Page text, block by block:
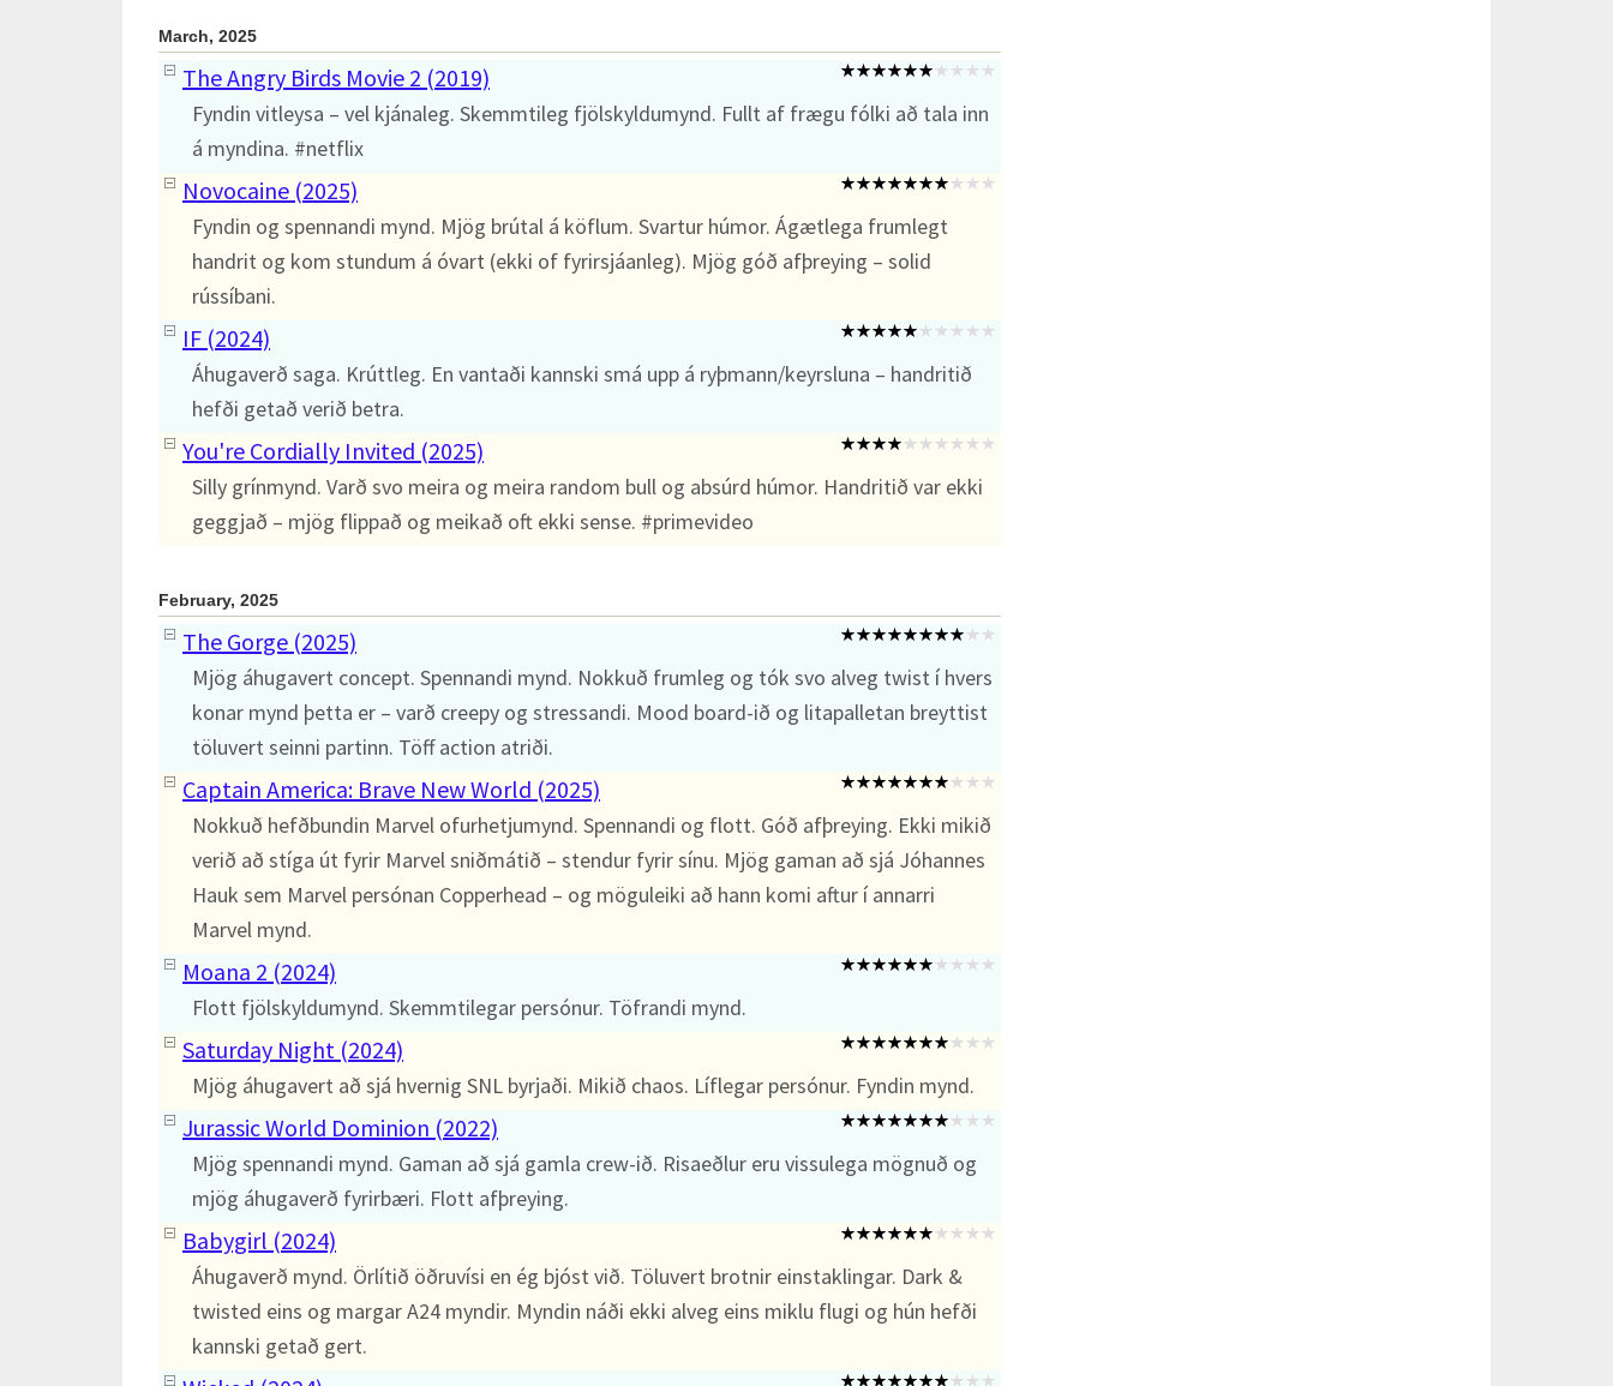
March, 2025
The Angry Birds Movie 2 (2019)
Fyndin vitleysa – vel kjánaleg. Skemmtileg fjölskyldumynd. Fullt af frægu fólki að tala inn
á myndina. #netflix
Novocaine (2025)
Fyndin og spennandi mynd. Mjög brútal á köflum. Svartur húmor. Ágætlega frumlegt
handrit og kom stundum á óvart (ekki of fyrirsjáanleg). Mjög góð afþreying – solid
rússíbani.
IF (2024)
Áhugaverð saga. Krúttleg. En vantaði kannski smá upp á ryþmann/keyrsluna – handritið
hefði getað verið betra.
You're Cordially Invited (2025)
Silly grínmynd. Varð svo meira og meira random bull og absúrd húmor. Handritið var ekki
geggjað – mjög flippað og meikað oft ekki sense. #primevideo
February, 2025
The Gorge (2025)
Mjög áhugavert concept. Spennandi mynd. Nokkuð frumleg og tók svo alveg twist í hvers
konar mynd þetta er – varð creepy og stressandi. Mood board-ið og litapalletan breyttist
töluvert seinni partinn. Töff action atriði.
Captain America: Brave New World (2025)
Nokkuð hefðbundin Marvel ofurhetjumynd. Spennandi og flott. Góð afþreying. Ekki mikið
verið að stíga út fyrir Marvel sniðmátið – stendur fyrir sínu. Mjög gaman að sjá Jóhannes
Hauk sem Marvel persónan Copperhead – og möguleiki að hann komi aftur í annarri
Marvel mynd.
Moana 2 (2024)
Flott fjölskyldumynd. Skemmtilegar persónur. Töfrandi mynd.
Saturday Night (2024)
Mjög áhugavert að sjá hvernig SNL byrjaði. Mikið chaos. Líflegar persónur. Fyndin mynd.
Jurassic World Dominion (2022)
Mjög spennandi mynd. Gaman að sjá gamla crew-ið. Risaeðlur eru vissulega mögnuð og
mjög áhugaverð fyrirbæri. Flott afþreying.
Babygirl (2024)
Áhugaverð mynd. Örlítið öðruvísi en ég bjóst við. Töluvert brotnir einstaklingar. Dark &
twisted eins og margar A24 myndir. Myndin náði ekki alveg eins miklu flugi og hún hefði
kannski getað gert.